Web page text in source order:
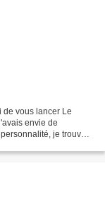
de vous lancer Le
envie de
je trouvais